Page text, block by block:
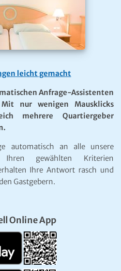
leicht gemacht
Anfrage-Assistenten
nur wenigen Mausklicks
mehrere Quartiergeber
automatisch an alle unsere
Ihren gewählten Kriterien
Ihre Antwort rasch und
Gastgebern.
Online App